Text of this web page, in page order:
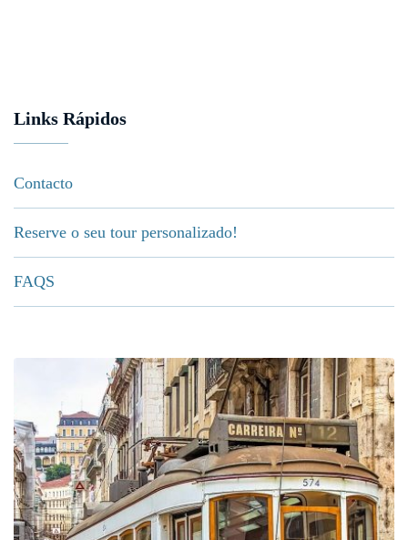
Links Rápidos
Contacto
Reserve o seu tour personalizado!
FAQS